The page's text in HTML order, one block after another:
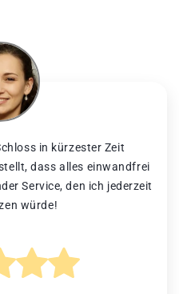
in kürzester Zeit
dass alles einwandfrei
Service, den ich jederzeit
würde!